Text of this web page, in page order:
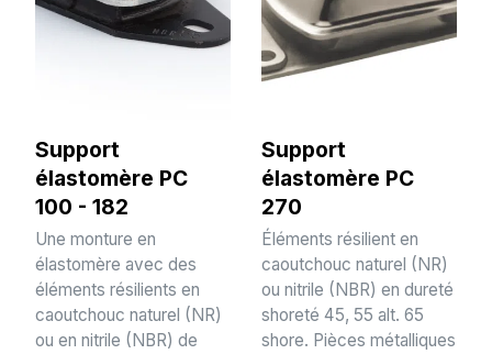
Support
élastomère PC
100 - 182
Une monture en
élastomère avec des
éléments résilients en
caoutchouc naturel (NR)
ou en nitrile (NBR) de
Support
élastomère PC
270
Éléments résilient en
caoutchouc naturel (NR)
ou nitrile (NBR) en dureté
shoreté 45, 55 alt. 65
shore. Pièces métalliques